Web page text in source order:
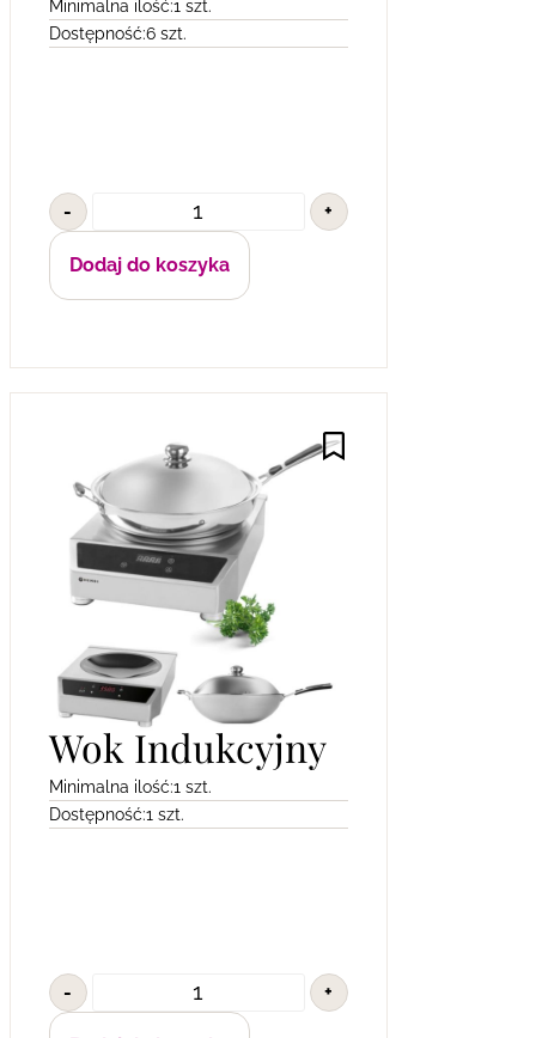
Minimalna ilość:1 szt.
Dostępność:6 szt.
- +
Dodaj do koszyka
Wok Indukcyjny
Minimalna ilość:1 szt.
Dostępność:1 szt.
- +